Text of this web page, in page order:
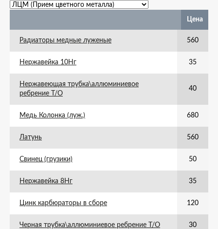
Цена
Радиаторы медные луженые 560
Нержавейка 10Нг 35
Нержавеющая трубка\аллюминиевое
ребрение Т/О
40
Медь Колонка (луж.) 680
Латунь 560
Свинец (грузики) 50
Нержавейка 8Нг 35
Цинк карбюраторы в сборе 120
Черная трубка\аллюминиевое ребрение Т/О 30